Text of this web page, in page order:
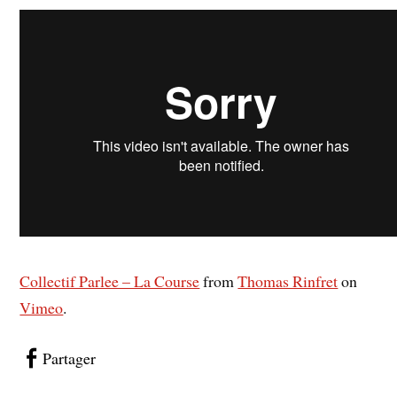
Collectif Parlee – La CoursefromThomas Rinfreton
Vimeo.
Partager